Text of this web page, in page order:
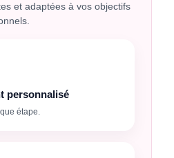
et adaptées à vos objectifs
personnalisé
étape.